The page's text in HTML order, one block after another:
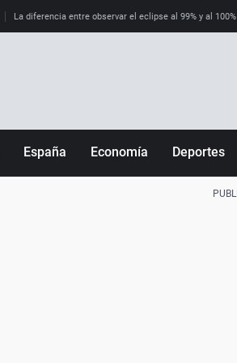
La diferencia entre observar el eclipse al 99% y al 100%
España Economía Deportes